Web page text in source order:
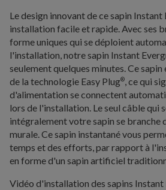
Le design innovant de ce sapin
installation facile et rapide. Avec ses
forme uniques qui se déploient
l'installation, notre sapin Instant
seulement quelques minutes. Ce
de la technologie Easy Plug®, ce qui
d'alimentation se connectent
lors de l'installation. Le seul câble qui
intégralement votre sapin se branche
murale. Ce sapin instantané vous
temps et des efforts, par rapport à
en forme d'un sapin artificiel
Vidéo d'installation des sapins Instant